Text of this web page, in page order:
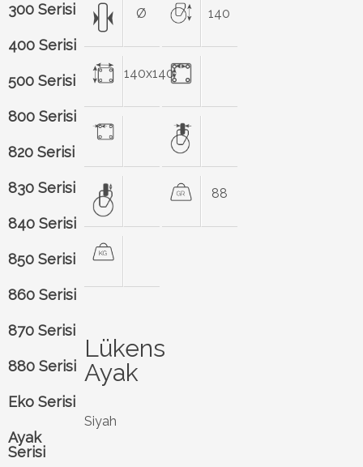
300 Serisi
400 Serisi
500 Serisi
800 Serisi
820 Serisi
830 Serisi
840 Serisi
850 Serisi
860 Serisi
870 Serisi
880 Serisi
Eko Serisi
Ayak
Serisi
Ø 140
140x140
88
Lükens
Ayak
Siyah